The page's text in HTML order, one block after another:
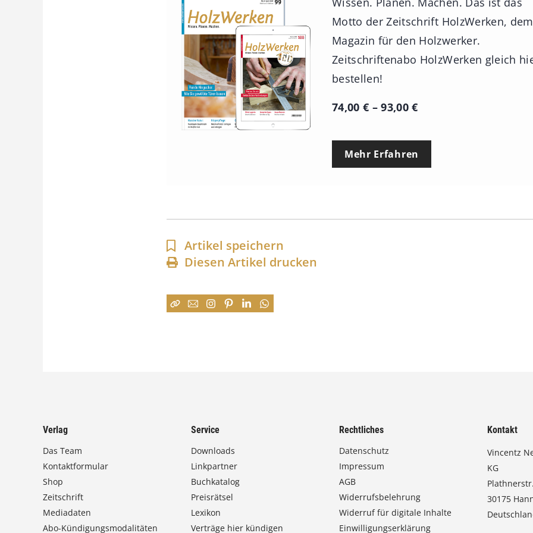
Motto der Zeitschrift HolzWerken, dem
Magazin für den Holzwerker.
Zeitschriftenabo HolzWerken gleich
bestellen!
74,00 € –93,00€P
e
p
s
9
Mehr Erfahren
Artikel speichern
Diesen Artikel drucken
Verlag
Das Team
Kontaktformular
Shop
Zeitschrift
Mediadaten
Abo-Kündigungsmodalitäten
Service
Downloads
Linkpartner
Buchkatalog
Preisrätsel
Lexikon
Verträge hier kündigen
Rechtliches
Datenschutz
Impressum
AGB
Widerrufsbelehrung
Widerruf für digitale Inhalte
Einwilligungserklärung
Kontakt
Vincentz
KG
30175